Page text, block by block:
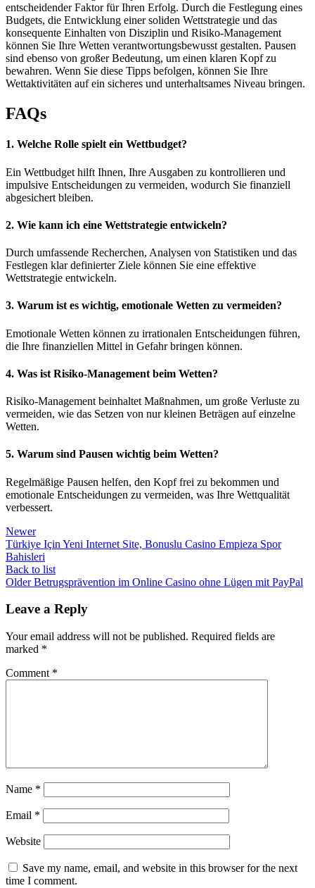
entscheidender Faktor für Ihren Erfolg. Durch die Festlegung eines
Budgets, die Entwicklung einer soliden Wettstrategie und das
konsequente Einhalten von Disziplin und Risiko-Management
können Sie Ihre Wetten verantwortungsbewusst gestalten. Pausen
sind ebenso von großer Bedeutung, um einen klaren Kopf zu
bewahren. Wenn Sie diese Tipps befolgen, können Sie Ihre
Wettaktivitäten auf ein sicheres und unterhaltsames Niveau bringen.
FAQs
1. Welche Rolle spielt ein Wettbudget?
Ein Wettbudget hilft Ihnen, Ihre Ausgaben zu kontrollieren und
impulsive Entscheidungen zu vermeiden, wodurch Sie finanziell
abgesichert bleiben.
2. Wie kann ich eine Wettstrategie entwickeln?
Durch umfassende Recherchen, Analysen von Statistiken und das
Festlegen klar definierter Ziele können Sie eine effektive
Wettstrategie entwickeln.
3. Warum ist es wichtig, emotionale Wetten zu vermeiden?
Emotionale Wetten können zu irrationalen Entscheidungen führen,
die Ihre finanziellen Mittel in Gefahr bringen können.
4. Was ist Risiko-Management beim Wetten?
Risiko-Management beinhaltet Maßnahmen, um große Verluste zu
vermeiden, wie das Setzen von nur kleinen Beträgen auf einzelne
Wetten.
5. Warum sind Pausen wichtig beim Wetten?
Regelmäßige Pausen helfen, den Kopf frei zu bekommen und
emotionale Entscheidungen zu vermeiden, was Ihre Wettqualität
verbessert.
Newer
Türkiye Için Yeni Internet Site, Bonuslu Casino Empieza Spor
Bahisleri
Back to list
Older Betrugsprävention im Online Casino ohne Lügen mit PayPal
Leave a Reply
Your email address will not be published. Required fields are
marked *
Comment *
Name *
Email *
Website
Save my name, email, and website in this browser for the next
time I comment.